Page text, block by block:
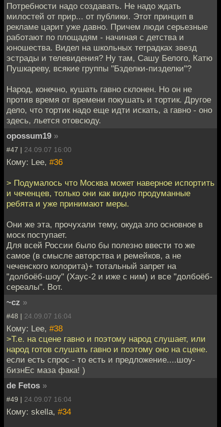
Потребности надо создавать. Не надо ждать
милостей от прир... от публики. Этот принцип в
рекламе царит уже давно. Причем люди серьезные
работают по площадям - начиная с детства и
юношества. Видел на школьных тетрадках звезд
эстрады и телевидения? Ну там, Сашу Белого, Катю
Пушкареву, всякие группы "Бзделки-пизделки"?
Народ, конечно, кушать гавно склонен. Но он не
против время от времени покушать и тортик. Другое
дело, что тортик надо еще идти искать, а гавно - оно
здесь, льется отовсюду.
opossum19 »
#47 | 24.09.07 16:00
Кому: Lee, #36
> Подумалось что Москва может наверное испортить
и чеченцев, только они как видно продуманные
ребята и уже принимают меры.
Они же эта, прочухали тему, окуда зло основное в
моск поступает.
Для всей России было бы полезно ввести то же
самое (в смысле авторства и ремейков, а не
чеченского колорита)+ тотальный запрет на
"долбоёб-шоу" (Хаус-2 и иже с ним) и все "долбоёб-
сереалы". Вот.
~cz »
#48 | 24.09.07 16:04
Кому: Lee, #38
>Т.е. на сцене гавно и поэтому народ слушает, или
народ готов слушать гавно и поэтому оно на сцене.
если есть спрос - то есть и предложение....шоу-
бизнЕс маза фака! )
de Fetos »
#49 | 24.09.07 16:04
Кому: skella, #34